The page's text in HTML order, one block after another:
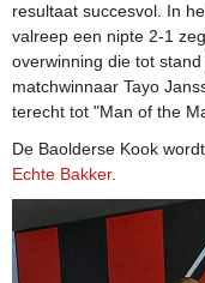
resultaat succesvol. In
valreep een nipte 2-1
overwinning die tot
matchwinnaar Tayo
terecht tot "Man of the
De Baolderse Kook
Echte Bakker.